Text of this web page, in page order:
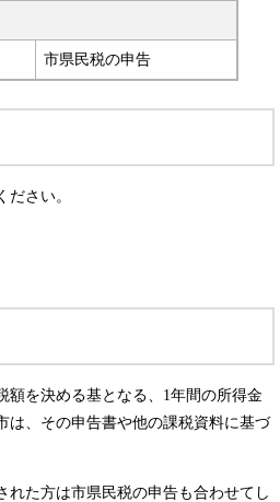
市県民税の申告
ださい。
額を決める基となる、1年間の所得金
は、その申告書や他の課税資料に基づ
れた方は市県民税の申告も合わせてし